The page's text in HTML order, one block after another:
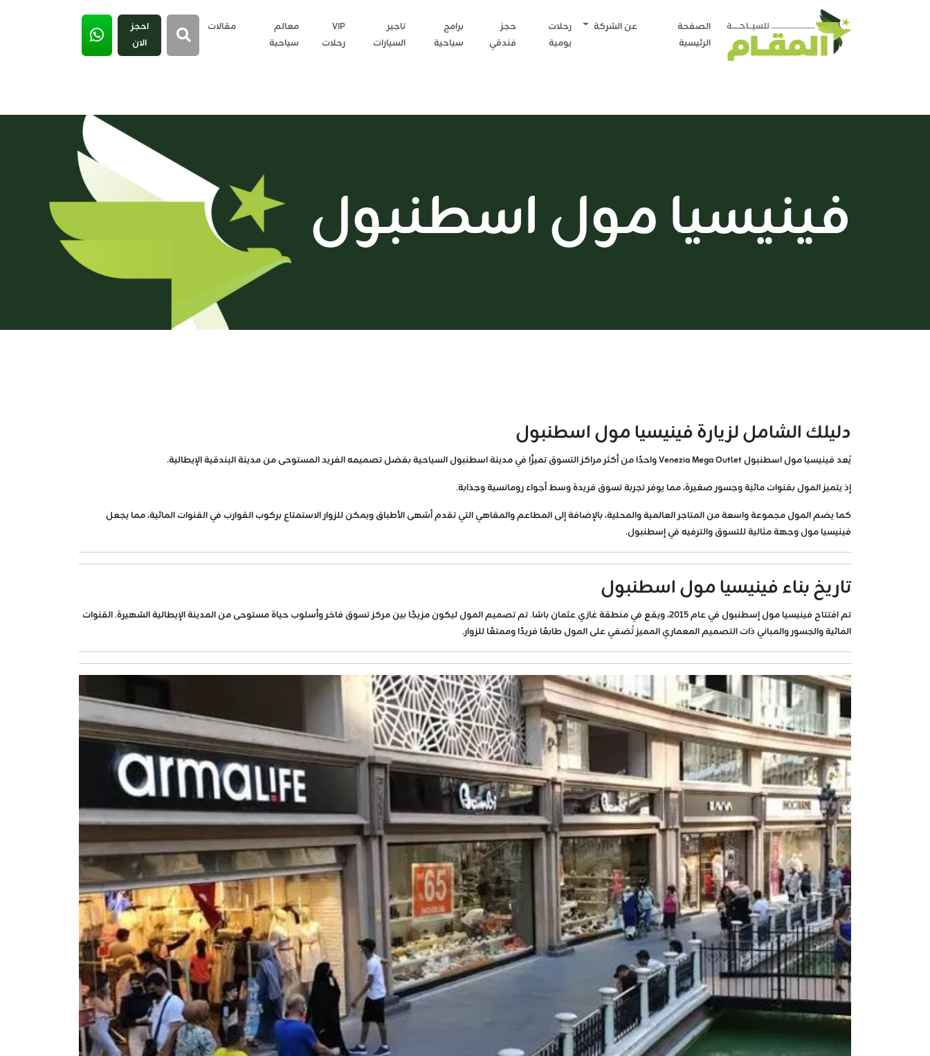
الصفحة
الرئيسية
عن الشركة
رحلات
يومية
حجز
فندقي
برامج
سياحية
تاجير
السيارات
VIP
رحلات
معالم
سياحية
مقالات
احجز
الان
فينيسيا مول اسطنبول
دليلك الشامل لزيارة فينيسيا مول اسطنبول
يُعد فينيسيا مول اسطنبول Venezia Mega Outlet واحدًا من أكثر مراكز التسوق تميزًا في مدينة اسطنبول السياحية بفضل تصميمه الفريد المستوحى من مدينة البندقية الإيطالية.
إذ يتميز المول بقنوات مائية وجسور صغيرة، مما يوفر تجربة تسوق فريدة وسط أجواء رومانسية وجذابة.
كما يضم المول مجموعة واسعة من المتاجر العالمية والمحلية، بالإضافة إلى المطاعم والمقاهي التي تقدم أشهى الأطباق ويمكن للزوار الاستمتاع بركوب القوارب في القنوات المائية، مما يجعل
فينيسيا مول وجهة مثالية للتسوق والترفيه في إسطنبول.
تاريخ بناء فينيسيا مول اسطنبول
تم افتتاح فينيسيا مول إسطنبول في عام 2015، ويقع في منطقة غازي عثمان باشا. تم تصميم المول ليكون مزيجًا بين مركز تسوق فاخر وأسلوب حياة مستوحى من المدينة الإيطالية الشهيرة. القنوات
المائية والجسور والمباني ذات التصميم المعماري المميز تُضفي على المول طابعًا فريدًا وممتعًا للزوار.